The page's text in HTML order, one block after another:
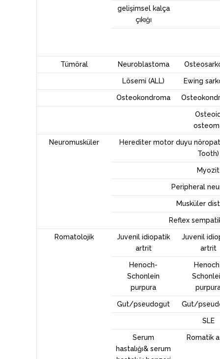
gelişimsel kalça
çıkığı
Tümöral Neuroblastoma
Lösemi (ALL) Ewing
Osteokondroma
Neuromusküler
Herediter motor duyu
Tooth)
Myozit
Peripheral
Musküler
Reflex
Romatolojik
Juvenil idiopatik
artrit
Juvenil
artrit
Henoch-
Schonlein
purpura
Gut/pseudogut Gut/
SLE
Serum
hastalığı& serum
Romatik